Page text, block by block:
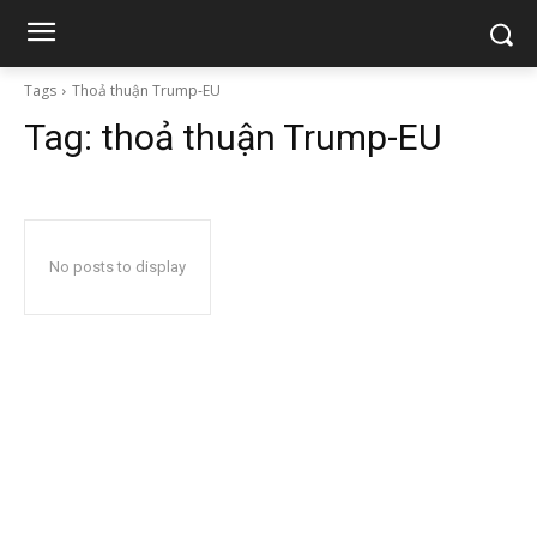
Tags Thoả thuận Trump-EU
Tag: thoả thuận Trump-EU
No posts to display